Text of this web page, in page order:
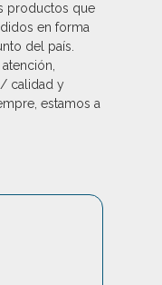
productos que
en forma
del país.
calidad y
estamos a